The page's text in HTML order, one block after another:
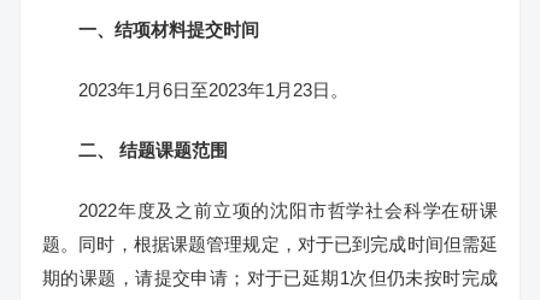
一、结项材料提交时间
2023年1月6日至2023年1月23日。
二、 结题课题范围
2022年度及之前立项的沈阳市哲学社会科学在研课
题。同时，根据课题管理规定，对于已到完成时间但需延
期的课题，请提交申请；对于已延期1次但仍未按时完成